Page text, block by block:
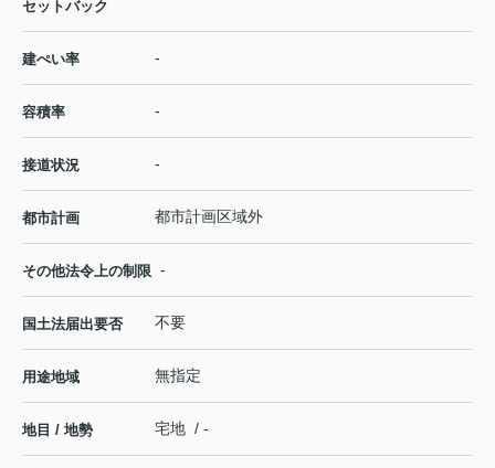
セットバック
建ぺい率 -
容積率 -
接道状況 -
都市計画 都市計画区域外
その他法令上の制限 -
国土法届出要否 不要
用途地域 無指定
地目 / 地勢 宅地 / -